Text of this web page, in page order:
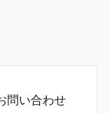
問い合わせ